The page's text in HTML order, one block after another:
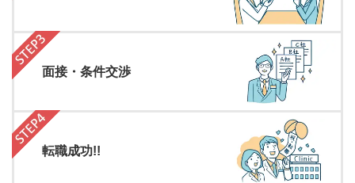
面接・条件交渉
転職成功!!